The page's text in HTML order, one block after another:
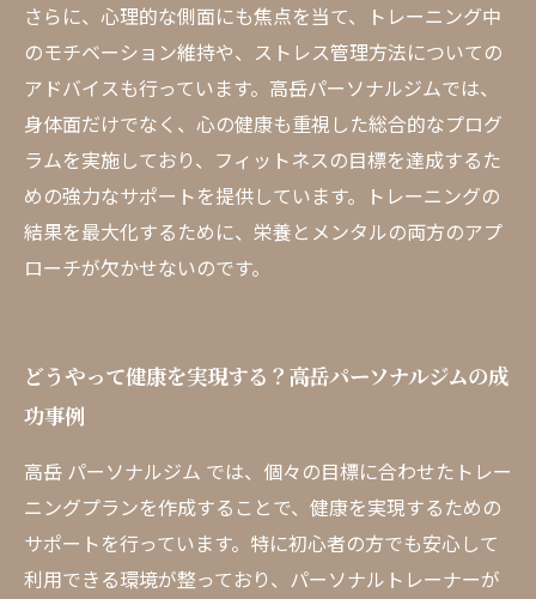
さらに、心理的な側面にも焦点を当て、トレーニング中
のモチベーション維持や、ストレス管理方法についての
アドバイスも行っています。高岳パーソナルジムでは、
身体面だけでなく、心の健康も重視した総合的なプログ
ラムを実施しており、フィットネスの目標を達成するた
めの強力なサポートを提供しています。トレーニングの
結果を最大化するために、栄養とメンタルの両方のアプ
ローチが欠かせないのです。
どうやって健康を実現する？高岳パーソナルジムの成
功事例
高岳 パーソナルジム では、個々の目標に合わせたトレー
ニングプランを作成することで、健康を実現するための
サポートを行っています。特に初心者の方でも安心して
利用できる環境が整っており、パーソナルトレーナーが